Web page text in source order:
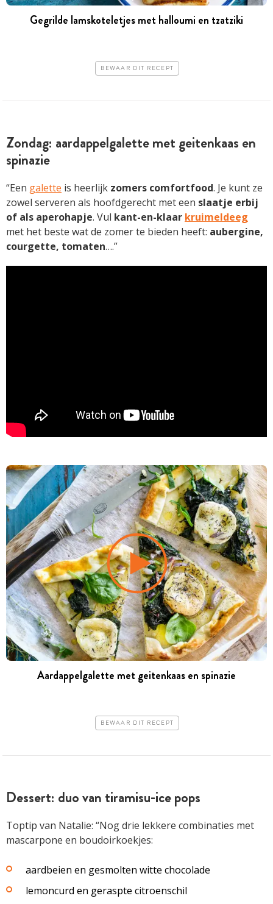
Gegrilde lamskoteletjes met halloumi en tzatziki
BEWAAR DIT RECEPT
Zondag: aardappelgalette met geitenkaas en
spinazie
“Een galette is heerlijk zomers comfortfood. Je kunt ze
zowel serveren als hoofdgerecht met een slaatje erbij
of als aperohapje. Vul kant-en-klaar kruimeldeeg
met het beste wat de zomer te bieden heeft: aubergine,
courgette, tomaten….”
Aardappelgalette met geitenkaas en spinazie
BEWAAR DIT RECEPT
Dessert: duo van tiramisu-ice pops
Toptip van Natalie: “Nog drie lekkere combinaties met
mascarpone en boudoirkoekjes:
aardbeien en gesmolten witte chocolade
lemoncurd en geraspte citroenschil